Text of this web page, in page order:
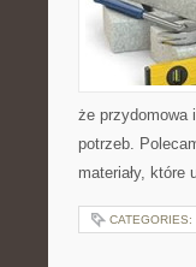
że przydomowa
potrzeb.
materiały, które
CATEGORIES: